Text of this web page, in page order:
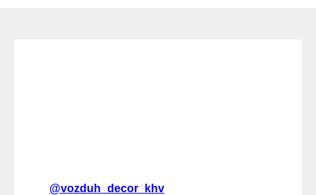
@vozduh_decor_khv